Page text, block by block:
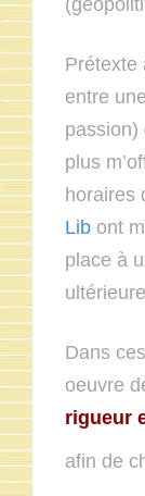
Prétexte
entre
passion)
plus
horaires
Lib ont
place à
Dans
oeuvre
rigueur
afin de